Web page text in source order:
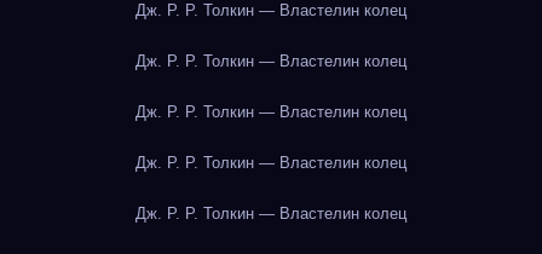
Дж. Р. Р. Толкин — Властелин колец
Дж. Р. Р. Толкин — Властелин колец
Дж. Р. Р. Толкин — Властелин колец
Дж. Р. Р. Толкин — Властелин колец
Дж. Р. Р. Толкин — Властелин колец